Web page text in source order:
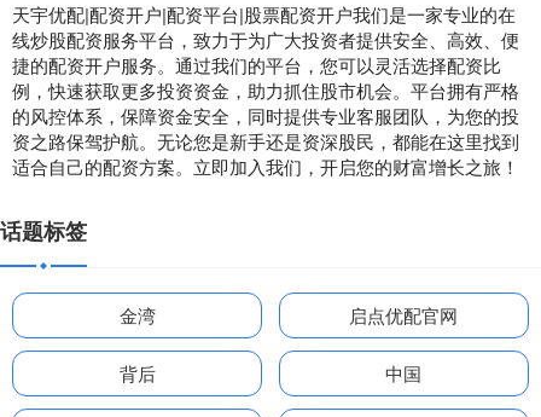
天宇优配|配资开户|配资平台|股票配资开户我们是一家专业的在
线炒股配资服务平台，致力于为广大投资者提供安全、高效、便
捷的配资开户服务。通过我们的平台，您可以灵活选择配资比
例，快速获取更多投资资金，助力抓住股市机会。平台拥有严格
的风控体系，保障资金安全，同时提供专业客服团队，为您的投
资之路保驾护航。无论您是新手还是资深股民，都能在这里找到
适合自己的配资方案。立即加入我们，开启您的财富增长之旅！
话题标签
金湾 启点优配官网
背后 中国